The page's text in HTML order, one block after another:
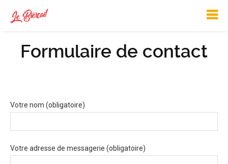
Formulaire de contact
Votre nom (obligatoire)
Votre adresse de messagerie (obligatoire)